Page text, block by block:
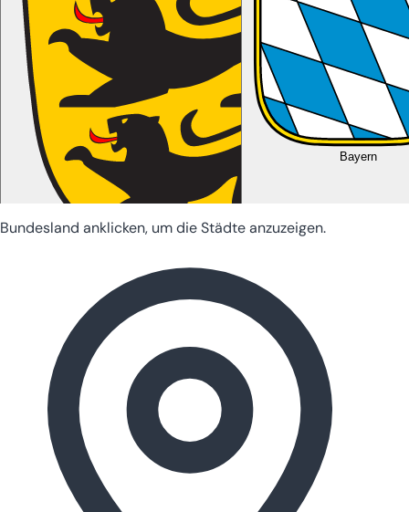
Baden-Württemberg
Bayern
Bundesland anklicken, um die Städte anzuzeigen.